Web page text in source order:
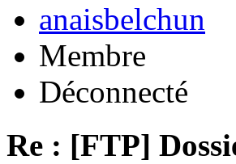
anaisbelchun
Membre
Déconnecté
Re : [FTP]